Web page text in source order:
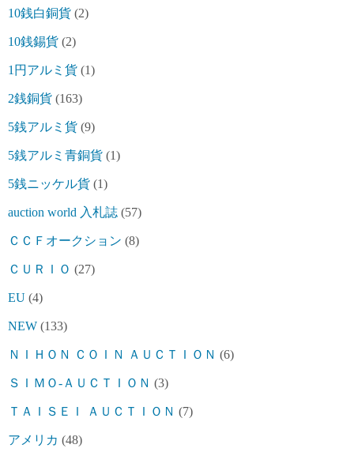
10銭白銅貨 (2)
10銭錫貨 (2)
1円アルミ貨 (1)
2銭銅貨 (163)
5銭アルミ貨 (9)
5銭アルミ青銅貨 (1)
5銭ニッケル貨 (1)
auction world 入札誌 (57)
ＣＣＦオークション (8)
ＣＵＲＩＯ (27)
EU (4)
NEW (133)
ＮＩＨＯＮ ＣＯＩＮ ＡＵＣＴＩＯＮ (6)
ＳＩＭＯ-ＡＵＣＴＩＯＮ (3)
ＴＡＩＳＥＩ ＡＵＣＴＩＯＮ (7)
アメリカ (48)